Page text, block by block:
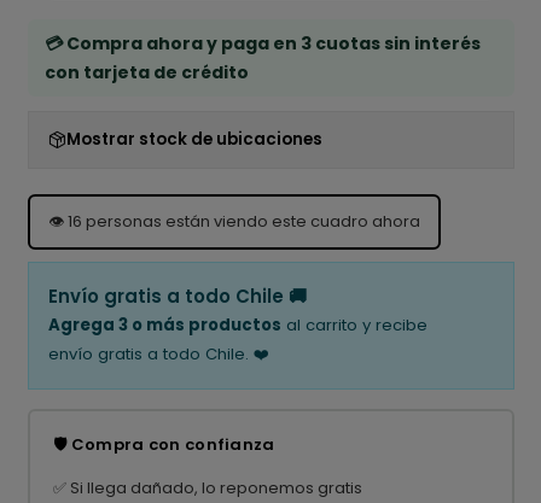
💳 Compra ahora y paga en 3 cuotas sin interés
con tarjeta de crédito
Mostrar stock de ubicaciones
👁️16 personas están viendo este cuadro ahora
Envío gratis a todo Chile 🚚
Agrega 3 o más productos al carrito y recibe
envío gratis a todo Chile. ❤️
🛡️ Compra con confianza
✅ Si llega dañado, lo reponemos gratis